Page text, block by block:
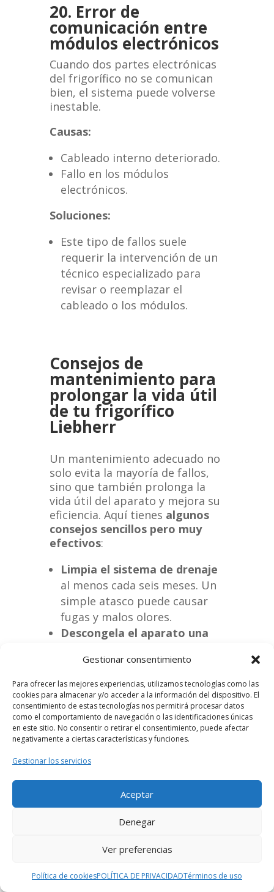
Gestionar consentimiento
Para ofrecer las mejores experiencias, utilizamos tecnologías como las
cookies para almacenar y/o acceder a la información del dispositivo. El
consentimiento de estas tecnologías nos permitirá procesar datos
como el comportamiento de navegación o las identificaciones únicas
en este sitio. No consentir o retirar el consentimiento, puede afectar
negativamente a ciertas características y funciones.
Gestionar los servicios
Aceptar
Denegar
Ver preferencias
Política de cookiesPOLÍTICA DE PRIVACIDADTérminos de uso
20. Error de
comunicación entre
módulos electrónicos
Cuando dos partes electrónicas
del frigorífico no se comunican
bien, el sistema puede volverse
inestable.
Causas:
Cableado interno deteriorado.
Fallo en los módulos
electrónicos.
Soluciones:
Este tipo de fallos suele
requerir la intervención de un
técnico especializado para
revisar o reemplazar el
cableado o los módulos.
Consejos de
mantenimiento para
prolongar la vida útil
de tu frigorífico
Liebherr
Un mantenimiento adecuado no
solo evita la mayoría de fallos,
sino que también prolonga la
vida útil del aparato y mejora su
eficiencia. Aquí tienes algunos
consejos sencillos pero muy
efectivos:
Limpia el sistema de drenaje
al menos cada seis meses. Un
simple atasco puede causar
fugas y malos olores.
Descongela el aparato una
En los modelos No Frost,
revisa que el sistema de
descongelación funcione
correctamente.
No sobrecargues los
compartimentos.Deja
siempre espacios para que el
Asegúrate de que las puertas
cierren perfectamente.
juntas y sustitúyelas cuando
notes que están desgastadas.